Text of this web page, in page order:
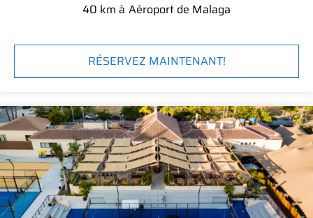
40 km à Aéroport de Malaga
RÉSERVEZ MAINTENANT!